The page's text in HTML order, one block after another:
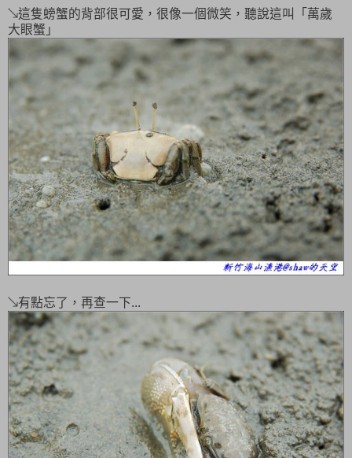
↘這隻螃蟹的背部很可愛，很像一個微笑，聽說這叫「萬歲
大眼蟹」
↘有點忘了，再查一下...